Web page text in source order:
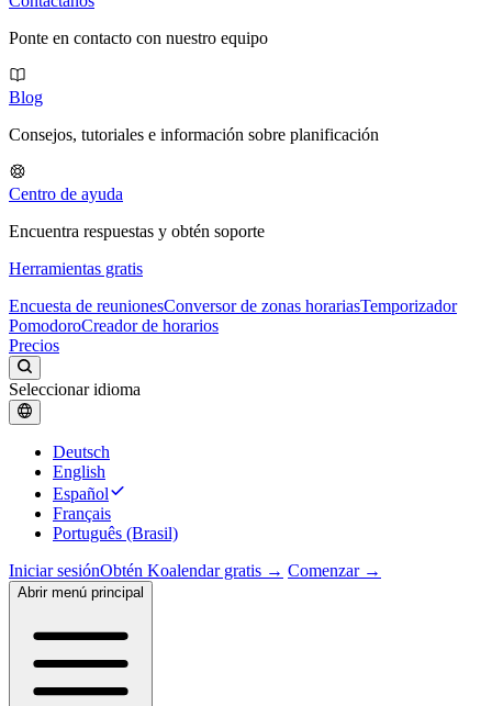
Ponte en contacto con nuestro equipo
Blog
Consejos, tutoriales e información sobre planificación
Centro de ayuda
Encuentra respuestas y obtén soporte
Herramientas gratis
Encuesta de reunionesConversor de zonas horariasTemporizador
PomodoroCreador de horarios
Precios
Seleccionar idioma
Deutsch
English
Español
Français
Português (Brasil)
Iniciar sesiónObtén Koalendar gratis → Comenzar →
Abrir menú principal